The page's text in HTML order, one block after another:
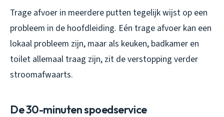
Trage afvoer in meerdere putten tegelijk wijst op een
probleem in de hoofdleiding. Eén trage afvoer kan een
lokaal probleem zijn, maar als keuken, badkamer en
toilet allemaal traag zijn, zit de verstopping verder
stroomafwaarts.
De 30-minuten spoedservice